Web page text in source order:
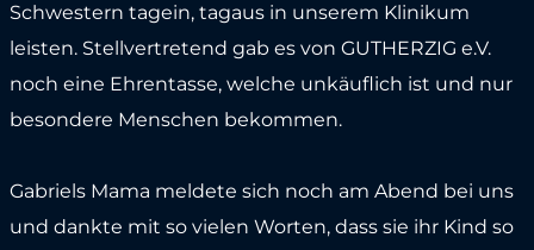
Schwestern tagein, tagaus in unserem Klinikum
leisten. Stellvertretend gab es von GUTHERZIG e.V.
noch eine Ehrentasse, welche unkäuflich ist und nur
besondere Menschen bekommen.
Gabriels Mama meldete sich noch am Abend bei uns
und dankte mit so vielen Worten, dass sie ihr Kind so